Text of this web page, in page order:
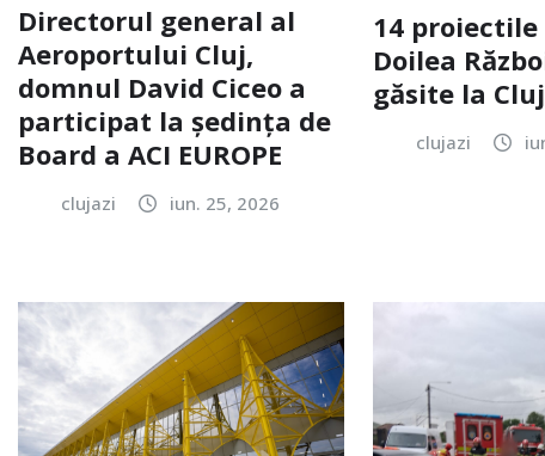
Directorul general al
Aeroportului Cluj,
domnul David Ciceo a
participat la ședința de
Board a ACI EUROPE
clujazi iun. 25, 2026
14 proiectile
Doilea
găsite la Cluj
clujazi